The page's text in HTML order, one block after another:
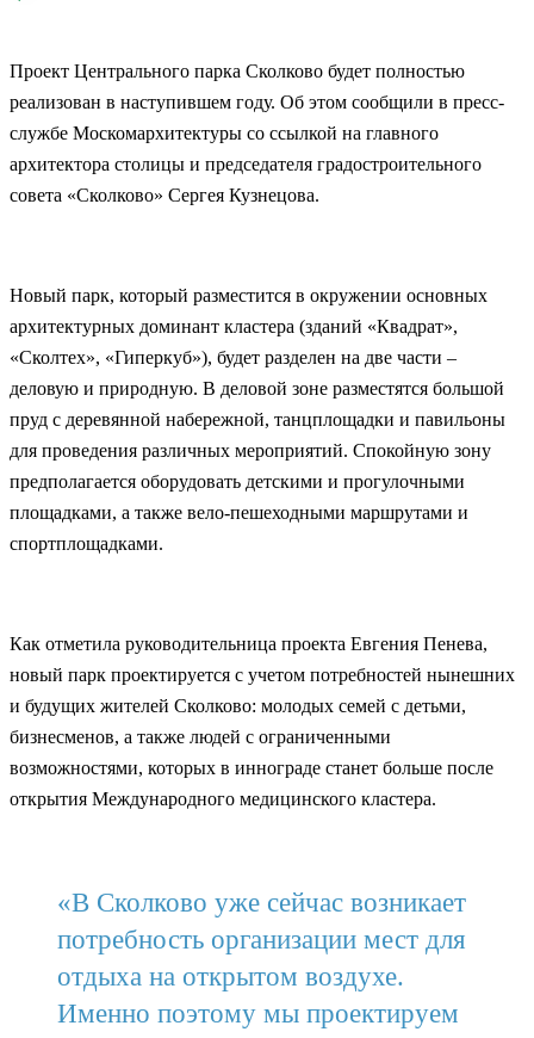
Проект Центрального парка Сколково будет полностью
реализован в наступившем году. Об этом сообщили в пресс-
службе Москомархитектуры со ссылкой на главного
архитектора столицы и председателя градостроительного
совета «Сколково» Сергея Кузнецова.
Новый парк, который разместится в окружении основных
архитектурных доминант кластера (зданий «Квадрат»,
«Сколтех», «Гиперкуб»), будет разделен на две части –
деловую и природную. В деловой зоне разместятся большой
пруд с деревянной набережной, танцплощадки и павильоны
для проведения различных мероприятий. Спокойную зону
предполагается оборудовать детскими и прогулочными
площадками, а также вело-пешеходными маршрутами и
спортплощадками.
Как отметила руководительница проекта Евгения Пенева,
новый парк проектируется с учетом потребностей нынешних
и будущих жителей Сколково: молодых семей с детьми,
бизнесменов, а также людей с ограниченными
возможностями, которых в иннограде станет больше после
открытия Международного медицинского кластера.
«В Сколково уже сейчас возникает
потребность организации мест для
отдыха на открытом воздухе.
Именно поэтому мы проектируем